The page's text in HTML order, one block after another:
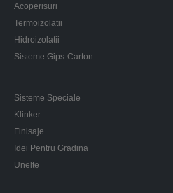
Acoperisuri
Termoizolatii
Hidroizolatii
Sisteme Gips-Carton
Sisteme Speciale
Klinker
Finisaje
Idei Pentru Gradina
Unelte